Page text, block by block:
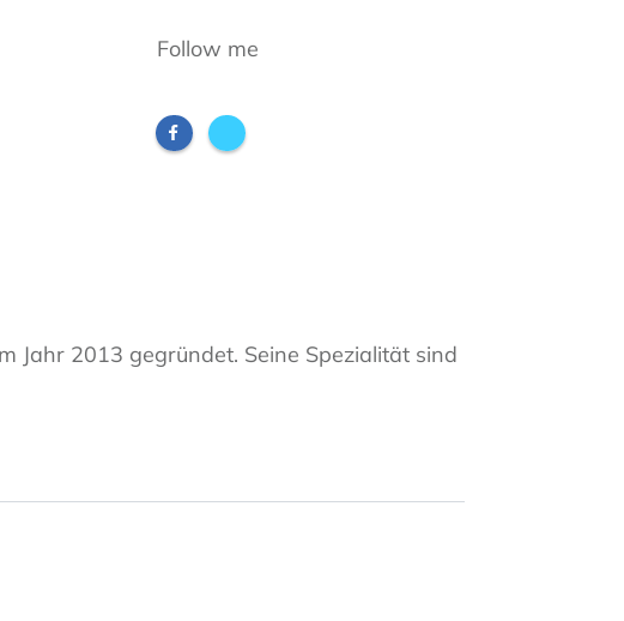
Follow me
Jahr 2013 gegründet. Seine Spezialität sind